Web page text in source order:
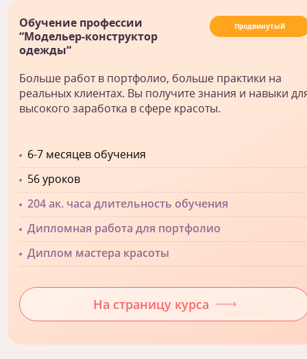
Продвинутый
Обучение профессии
“Модельер-конструктор
одежды“
Больше работ в портфолио, больше практики на
реальных клиентах. Вы получите знания и навыки
высокого заработка в сфере красоты.
6-7 месяцев обучения
56 уроков
204 ак. часа длительность обучения
Дипломная работа для портфолио
Диплом мастера красоты
На страницу курса